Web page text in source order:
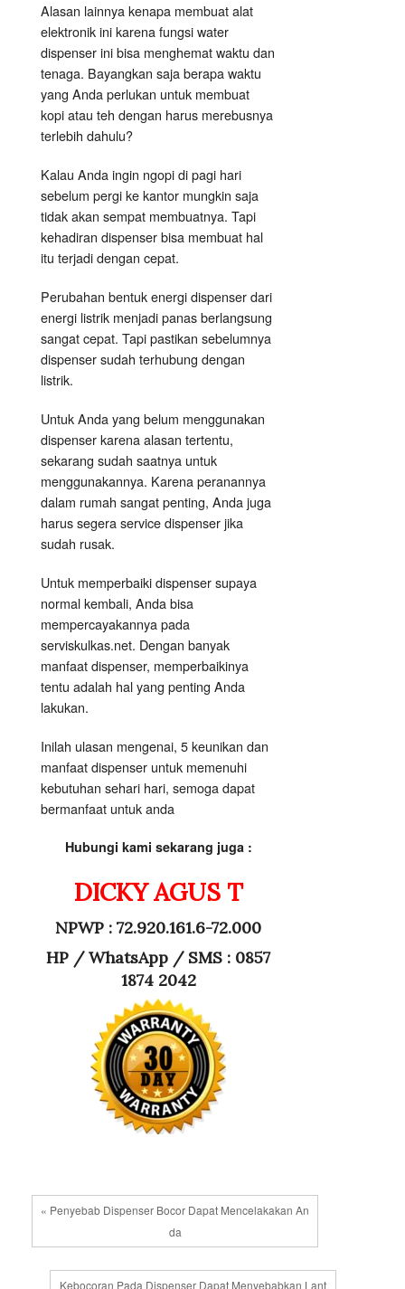
Alasan lainnya kenapa membuat alat
elektronik ini karenafungsi water
dispenserini bisa menghemat waktu dan
tenaga. Bayangkan saja berapa waktu
yang Anda perlukan untuk membuat
kopi atau teh dengan harus merebusnya
terlebih dahulu?
Kalau Anda ingin ngopi di pagi hari
sebelum pergi ke kantor mungkin saja
tidak akan sempat membuatnya. Tapi
kehadiran dispenser bisa membuat hal
itu terjadi dengan cepat.
Perubahan bentuk energi dispenserdari
energi listrik menjadi panas berlangsung
sangat cepat. Tapi pastikan sebelumnya
dispenser sudah terhubung dengan
listrik.
Untuk Anda yang belum menggunakan
dispenser karena alasan tertentu,
sekarang sudah saatnya untuk
menggunakannya. Karena peranannya
dalam rumah sangat penting, Anda juga
harus segera service dispenser jika
sudah rusak.
Untuk memperbaiki dispenser supaya
normal kembali, Anda bisa
mempercayakannya pada
serviskulkas.net. Dengan banyak
manfaat dispenser, memperbaikinya
tentu adalah hal yang penting Anda
lakukan.
Inilah ulasan mengenai, 5 keunikan dan
manfaat dispenser untuk memenuhi
kebutuhan sehari hari, semoga dapat
bermanfaat untuk anda
Hubungi kami sekarang juga :
DICKY AGUS T
NPWP : 72.920.161.6-72.000
HP /WhatsApp / SMS : 0857
1874 2042
« Penyebab Dispenser Bocor Dapat Mencelakakan An
da
Kebocoran Pada Dispenser Dapat Menyebabkan Lant